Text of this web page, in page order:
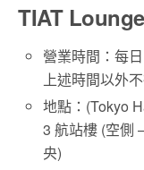
TIAT
營業時間：每
上述時間以外
地點：(Tokyo
3 航站樓 (空側
央)